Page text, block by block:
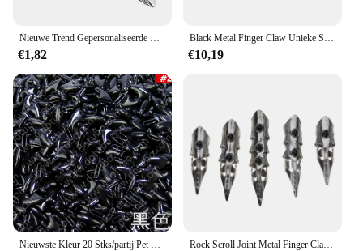
€1,82 €10,19
Rock Scroll Joint Metal Finger Claw Gothic Punk Zwart skelet voor Halloween